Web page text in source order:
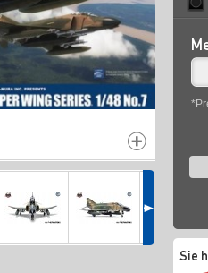
Sie